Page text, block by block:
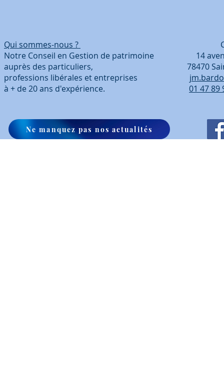
Qui sommes-nous ?
Notre Conseil en Gestion de patrimoine 14
auprès des particuliers, 78470 Saint-
professions libérales et entreprises
à + de 20 ans d'expérience. 01 47 89
Ne manquez pas nos actualités